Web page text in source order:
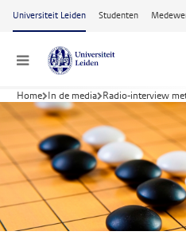
Ga naar hoofdinhoud
Universiteit Leiden Studenten
Menu
Home In de media Radio-interview